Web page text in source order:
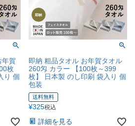
年賀
枚
り 個
即納 粗品タオル お年賀タオル
260匁 カラー 【100枚～399
枚】 日本製 のし印刷 袋入り 個
包装
送料無料
¥325税込
詳細を見る